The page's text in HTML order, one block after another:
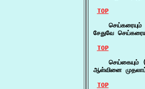
TOP
செய்கரையும்
சேதுவே
TOP
செய்கையும்
ஆள்வினை
TOP